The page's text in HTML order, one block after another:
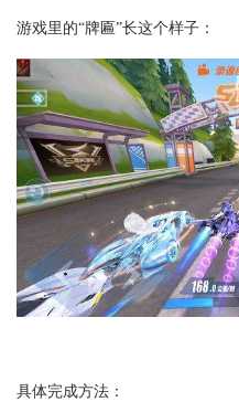
游戏里的“牌匾”长这个样子：
具体完成方法：